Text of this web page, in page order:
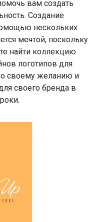
вам создать
Создание
нескольких
мечтой, поскольку
найти коллекцию
логотипов для
своему желанию и
своего бренда в